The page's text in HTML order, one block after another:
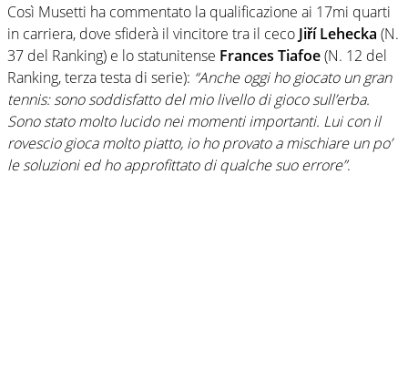
Così Musetti ha commentato la qualificazione ai 17mi quarti
in carriera, dove sfiderà il vincitore tra il ceco Jiří Lehecka (N.
37 del Ranking) e lo statunitense Frances Tiafoe(N. 12 del
Ranking, terza testa di serie): “Anche oggi ho giocato un gran
tennis: sono soddisfatto del mio livello di gioco sull’erba.
Sono stato molto lucido nei momenti importanti. Lui con il
rovescio gioca molto piatto, io ho provato a mischiare un po’
le soluzioni ed ho approfittato di qualche suo errore”.